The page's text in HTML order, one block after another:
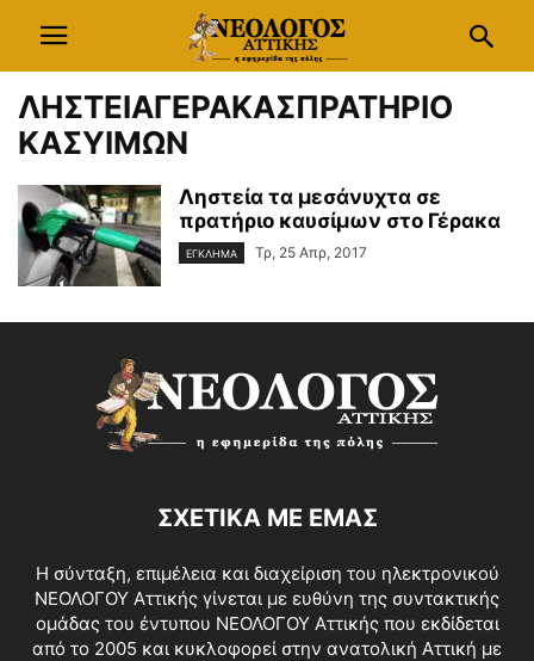
ΛΗΣΤΕΙΑΓΕΡΑΚΑΣΠΡΑΤΗΡΙΟ
ΚΑΣΥΙΜΩΝ
Ληστεία τα μεσάνυχτα σε
πρατήριο καυσίμων στο Γέρακα
ΕΓΚΛΗΜΑ Τρ, 25 Απρ, 2017
ΣΧΕΤΙΚΑ ΜΕ ΕΜΑΣ
Η σύνταξη, επιμέλεια και διαχείριση του ηλεκτρονικού
ΝΕΟΛΟΓΟΥ Αττικής γίνεται με ευθύνη της συντακτικής
ομάδας του έντυπου ΝΕΟΛΟΓΟΥ Αττικής που εκδίδεται
από το 2005 και κυκλοφορεί στην ανατολική Αττική με